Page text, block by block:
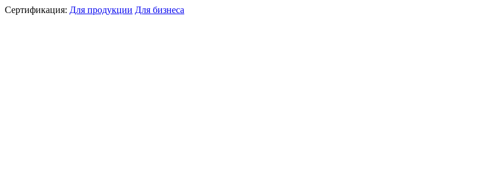
Сертификация: Для продукции Для бизнеса